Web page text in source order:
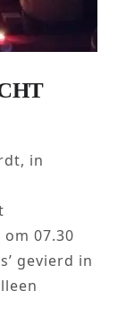
in
07.30
gevierd in